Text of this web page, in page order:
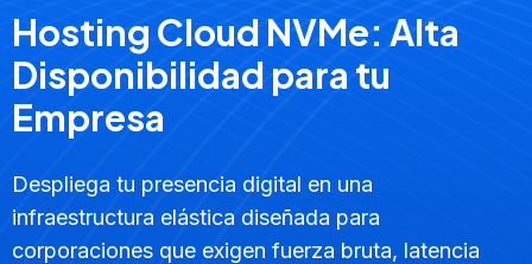
Hosting Cloud NVMe: Alta
Disponibilidad para tu
Empresa
Despliega tu presencia digital en una
infraestructura elástica diseñada para
corporaciones que exigen fuerza bruta, latencia